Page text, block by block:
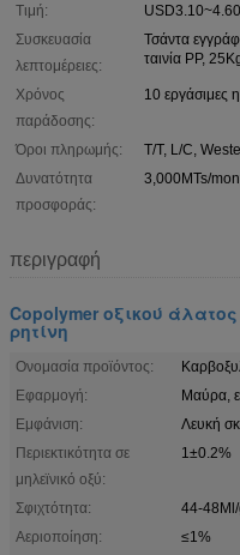
Τιμή:
Συσκευασία
λεπτομέρειες:
Τσάντα
ταινία PP,
Χρόνος
παράδοσης:
10 εργάσιμες
Όροι πληρωμής:
T/T, L/C,
Δυνατότητα
προσφοράς:
3,000MTs/
περιγραφή
Copolymer οξικού
ρητίνη
Ονομασία προϊόντος:
Εφαρμογή:
Μαύρα,
Εμφάνιση:
Λευκή
Περιεκτικότητα σε
μηλεϊνικό οξύ:
1±0.2%
Σφιχτότητα:
44-
Αεριοποίηση:
≤1%